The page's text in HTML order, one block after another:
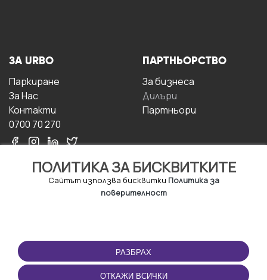
ПОЛИТИКА ЗА БИСКВИТКИТЕ
Сайтът използва бисквитки Политика за
поверителност
РАЗБРАХ
ОТКАЖИ ВСИЧКИ
ЗА URBO
Паркиране
За Hас
Контакти
0700 70 270
ПАРТНЬОРСТВО
За бизнесa
Дилъри
Партньори
ПОЛЗВАНЕ
Правила и условия за
ползване
ПРИЛОЖЕНИЕТО